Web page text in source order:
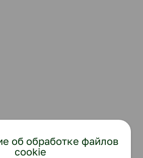
об обработке файлов
cookie